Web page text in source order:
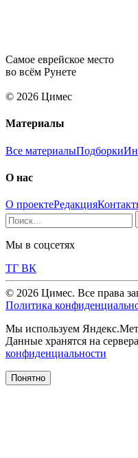
Самое еврейское место
во всём Рунете
© 2026 Цимес
Материалы
Все материалыПодборки
О нас
О проектеРедакция
Мы в соцсетях
ТГ ВК
© 2026 Цимес. Все права
Политика
Мы используем
Данные хранятся на
конфиденциальности
Понятно